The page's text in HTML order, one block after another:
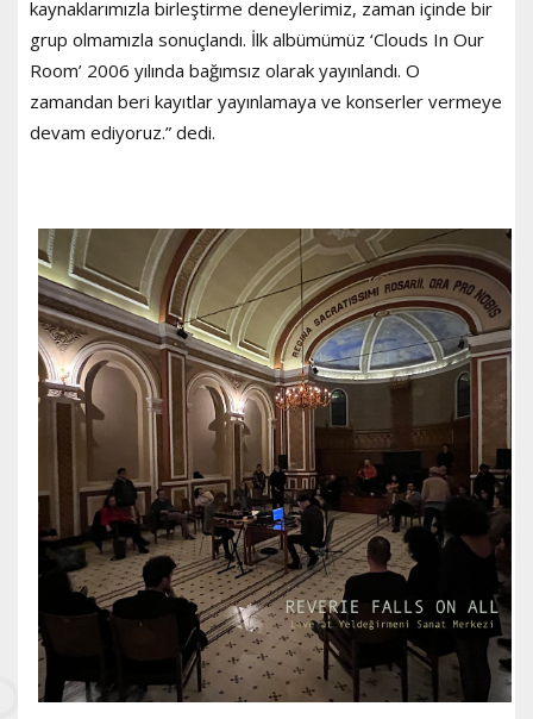
kaynaklarımızla birleştirme deneylerimiz, zaman içinde bir
grup olmamızla sonuçlandı. İlk albümümüz ‘Clouds In Our
Room’ 2006 yılında bağımsız olarak yayınlandı. O
zamandan beri kayıtlar yayınlamaya ve konserler vermeye
devam ediyoruz.” dedi.